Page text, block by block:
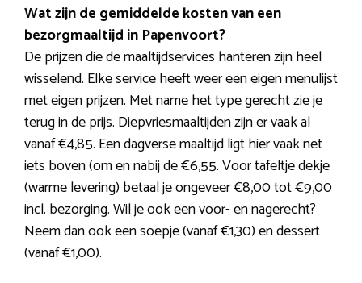
Wat zijn de gemiddelde kosten van een
bezorgmaaltijd in Papenvoort?
De prijzen die de maaltijdservices hanteren zijn heel
wisselend. Elke service heeft weer een eigen menulijst
met eigen prijzen. Met name het type gerecht zie je
terug in de prijs. Diepvriesmaaltijden zijn er vaak al
vanaf €4,85. Een dagverse maaltijd ligt hier vaak net
iets boven (om en nabij de €6,55. Voor tafeltje dekje
(warme levering) betaal je ongeveer €8,00 tot €9,00
incl. bezorging. Wil je ook een voor- en nagerecht?
Neem dan ook een soepje (vanaf €1,30) en dessert
(vanaf €1,00).